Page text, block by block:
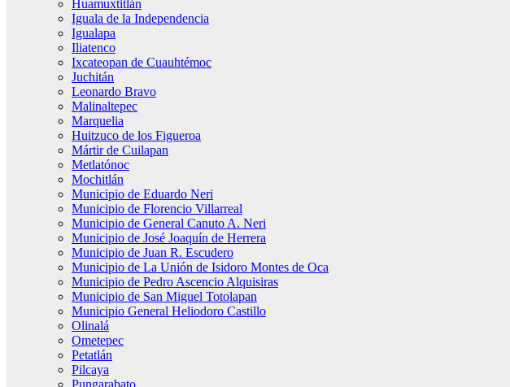
Huamuxtitlán
Iguala de la Independencia
Igualapa
Iliatenco
Ixcateopan de Cuauhtémoc
Juchitán
Leonardo Bravo
Malinaltepec
Marquelia
Huitzuco de los Figueroa
Mártir de Cuilapan
Metlatónoc
Mochitlán
Municipio de Eduardo Neri
Municipio de Florencio Villarreal
Municipio de General Canuto A. Neri
Municipio de José Joaquín de Herrera
Municipio de Juan R. Escudero
Municipio de La Unión de Isidoro Montes de Oca
Municipio de Pedro Ascencio Alquisiras
Municipio de San Miguel Totolapan
Municipio General Heliodoro Castillo
Olinalá
Ometepec
Petatlán
Pilcaya
Pungarabato